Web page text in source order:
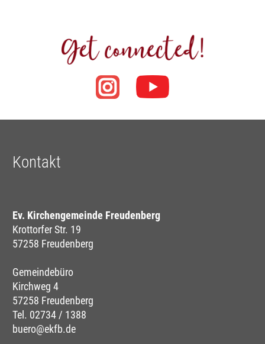
Kontakt
Ev. Kirchengemeinde Freudenberg
Krottorfer Str. 19
57258 Freudenberg
Gemeindebüro
Kirchweg 4
57258 Freudenberg
Tel. 02734 / 1388
buero@ekfb.de